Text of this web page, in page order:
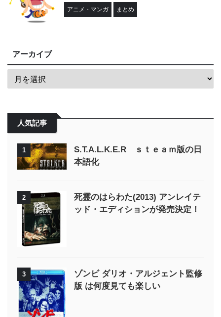
アニメ・マンガ まとめ
アーカイブ
人気記事
1
S.T.A.L.K.E.R ｓｔｅａｍ版の日
本語化
2
死霊のはらわた(2013) アンレイテ
ッド・エディションが発売決定！
3
ゾンビ ダリオ・アルジェント監修
版 は何度見ても楽しい